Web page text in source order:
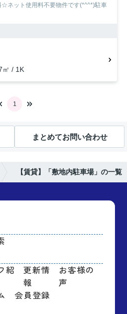
ネット使用料不要物件です(*^^*)駐車
㎡ / 1K
1
まとめてお問い合わせ
【賃貸】「敷地内駐車場」の一覧
紹
更新情
報
お客様の
声
会員登録